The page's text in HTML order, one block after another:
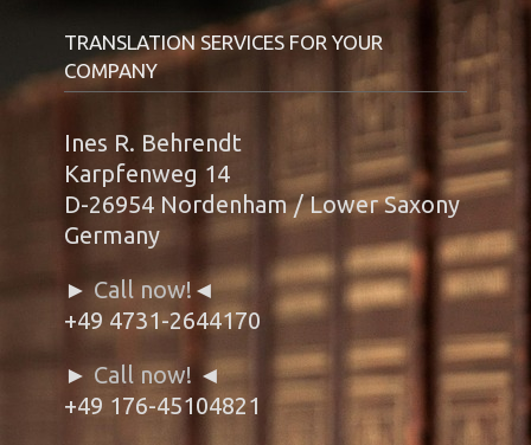
TRANSLATION SERVICES FOR YOUR
COMPANY
Ines R. Behrendt
Karpfenweg 14
D-26954 Nordenham / Lower Saxony
Germany
►Call now! ◄
+49 4731-2644170
► Call now! ◄
+49 176-45104821